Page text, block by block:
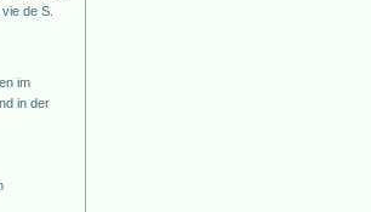
de S.
im
in der